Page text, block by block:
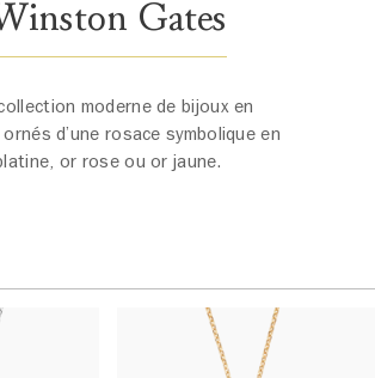
Gates
moderne de bijoux en
d’une rosace symbolique en
or rose ou or jaune.